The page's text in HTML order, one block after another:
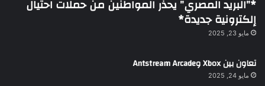
*”البريد المصري” يحذر المواطنين من حملات احتيال
إلكترونية جديدة*
مايو 23, 2025
تعاون بين Xbox وAntstream Arcade
مايو 24, 2025